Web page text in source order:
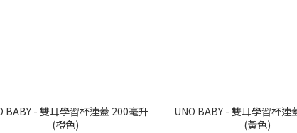
BABY - 雙耳學習杯連蓋 200毫升
(橙色)
UNO BABY - 雙耳學習杯連
(黃色)